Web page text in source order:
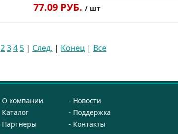
77.09 РУБ./ шт
234 5 | След. | Конец | Все
О компании
Новости
Каталог
Поддержка
Партнеры
Контакты